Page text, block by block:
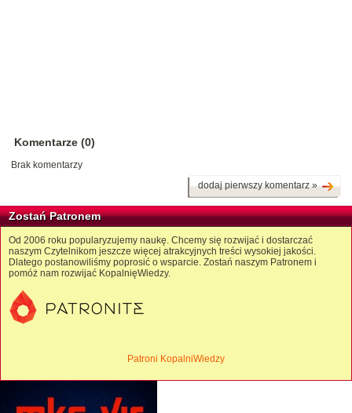
Komentarze (0)
Brak komentarzy
dodaj pierwszy komentarz »
Zostań Patronem
Od 2006 roku popularyzujemy naukę. Chcemy się rozwijać i dostarczać
naszym Czytelnikom jeszcze więcej atrakcyjnych treści wysokiej jakości.
Dlatego postanowiliśmy poprosić o wsparcie. Zostań naszym Patronem i
pomóż nam rozwijać KopalnięWiedzy.
Patroni KopalniWiedzy